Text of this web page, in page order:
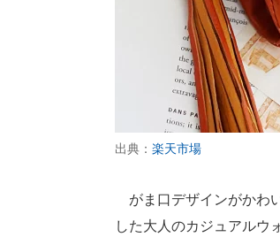
出典： 楽天市場
がま口デザインがかわ
した大人のカジュアルウ